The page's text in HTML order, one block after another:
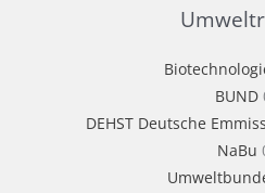
BUND
DEHST Deutsche
NaBu